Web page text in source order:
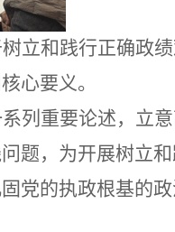
立和践行正确政
心要义。
列重要论述，立
题， 为开展树立
党的执政根基的